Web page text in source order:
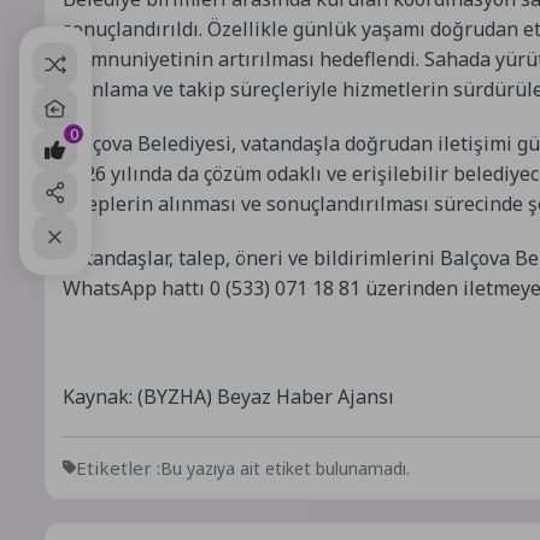
sonuçlandırıldı. Özellikle günlük yaşamı doğrudan
memnuniyetinin artırılması hedeflendi. Sahada
planlama ve takip süreçleriyle hizmetlerin
Balçova Belediyesi, vatandaşla doğrudan iletişimi
2026 yılında da çözüm odaklı ve erişilebilir
taleplerin alınması ve sonuçlandırılması sürecinde
Vatandaşlar, talep, öneri ve bildirimlerini Balçova
WhatsApp hattı 0 (533) 071 18 81 üzerinden iletmeye
Kaynak: (BYZHA) Beyaz Haber Ajansı
Etiketler :Bu yazıya ait etiket bulunamadı.
0